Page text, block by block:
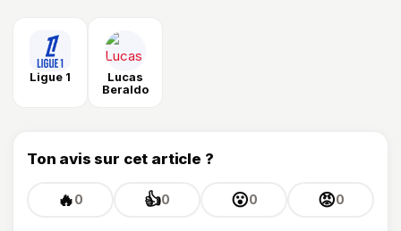
Ligue 1
Lucas
Beraldo
Ton avis sur cet article ?
🔥0 👍0 😮0 😡0